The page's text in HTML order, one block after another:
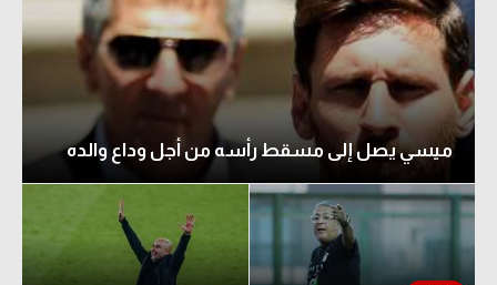
ميسي يصل إلى مسقط رأسه من أجل وداع والده